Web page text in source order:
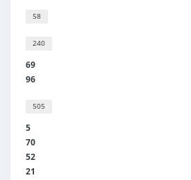
58
240
69
96
505
5
70
52
21